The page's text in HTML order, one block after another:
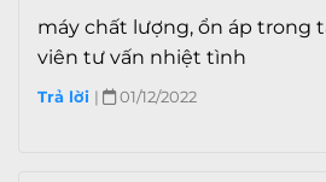
nghĩnh và đáng yêu.
tự tạo cho bản thân những
3D Touch
Apple Pay
Ghi âm
máy chất lượng, ổn áp trong
viên tư vấn nhiệt tình
Trả lời | 01/12/2022